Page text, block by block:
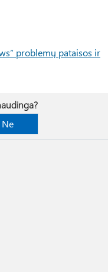
problemų pataisos ir
Ne